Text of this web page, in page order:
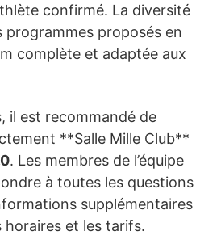
confirmé. La diversité
programmes proposés en
complète et adaptée aux
il est recommandé de
**Salle Mille Club**
. Les membres de l’équipe
à toutes les questions
supplémentaires
horaires et les tarifs.